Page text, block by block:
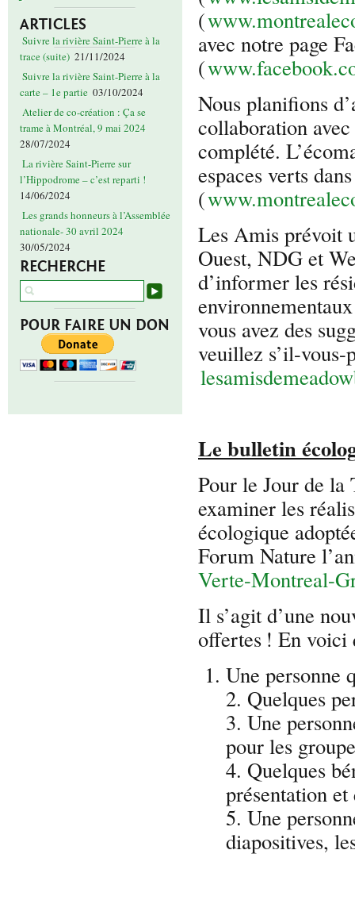
ARTICLES
Suivre la rivière Saint-Pierre à la
trace (suite) 21/11/2024
Suivre la rivière Saint-Pierre à la
carte – 1e partie 03/10/2024
Atelier de co-création : Ça se
trame à Montréal, 9 mai 2024
28/07/2024
La rivière Saint-Pierre sur
l’Hippodrome – c’est reparti !
14/06/2024
Les grands honneurs à l’Assemblée
nationale- 30 avril 2024
30/05/2024
RECHERCHE
POUR FAIRE UN DON
(
avec notre page
(
Nous planifions
collaboration
complété.
espaces verts
(
Les Amis prévoit
Ouest, NDG et
d’informer les
vous avez des
veuillez s’il-
Le bulletin
Pour le Jour de la
examiner les
écologique
Forum Nature
Verte-Montreal-
Il s’agit d’une
offertes ! En voici
Une personne
2. Quelques
3. Une
pour les
4. Quelques
présentation
5. Une
diapositives,